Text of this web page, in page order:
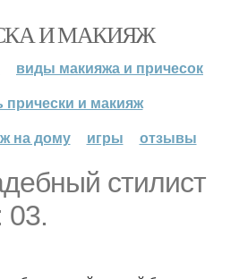
И МАКИЯЖ
виды макияжа и причесок
прически и макияж
на дому
игры отзывы
стилист
03.